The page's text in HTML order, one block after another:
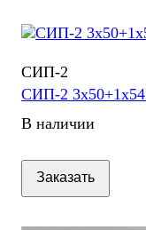
СИП-2
СИП-2
В наличии
Заказать